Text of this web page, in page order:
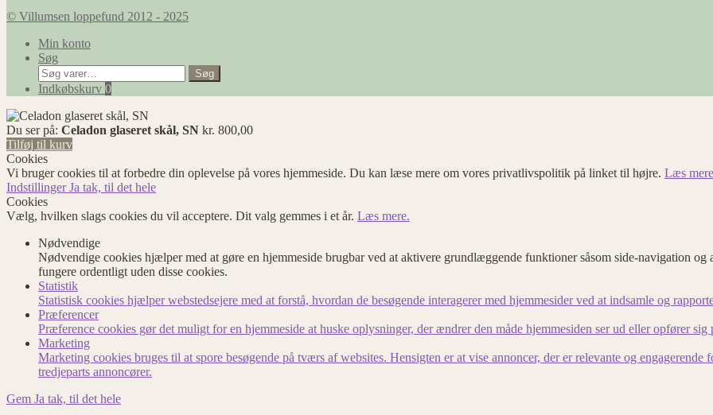
© Villumsen loppefund 2012 - 2025
Min konto
Søg
Søg
efter:
Søg
Indkøbskurv 0
Du ser på: Celadon glaseret skål, SN kr. 800,00
Tilføj til kurv
Cookies
Vi bruger cookies til at forbedre din oplevelse på vores hjemmeside. Du kan læse mere om vores privatlivspolitik på linket til højre. Læs
IndstillingerJa tak, til det hele
Cookies
Vælg, hvilken slags cookies du vil acceptere. Dit valg gemmes i et år. Læs mere.
Nødvendige
Nødvendige cookies hjælper med at gøre en hjemmeside brugbar ved at aktivere grundlæggende funktioner såsom side-navigation
fungere ordentligt uden disse cookies.
Statistik
Statistisk cookies hjælper webstedsejere med at forstå, hvordan de besøgende interagerer med hjemmesider ved at indsamle og
Præferencer
Præference cookies gør det muligt for en hjemmeside at huske oplysninger, der ændrer den måde hjemmesiden ser ud eller opfører
Marketing
Marketing cookies bruges til at spore besøgende på tværs af websites. Hensigten er at vise annoncer, der er relevante og
tredjeparts annoncører.
Gem Ja tak, til det hele